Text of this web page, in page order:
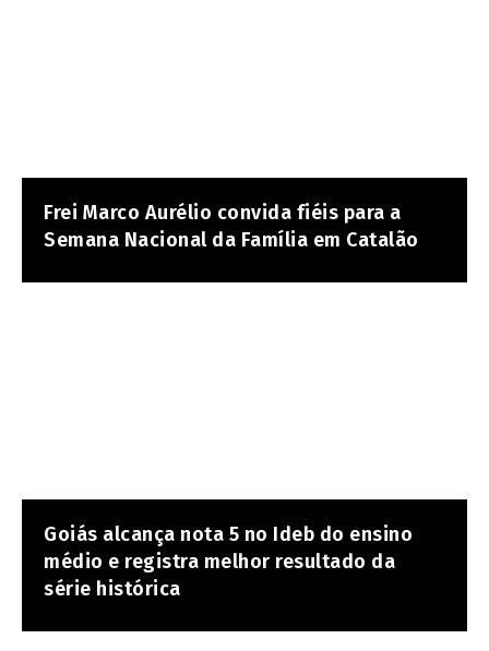
Frei Marco Aurélio convida fiéis para a
Semana Nacional da Família em Catalão
Goiás alcança nota 5 no Ideb do ensino
médio e registra melhor resultado da
série histórica